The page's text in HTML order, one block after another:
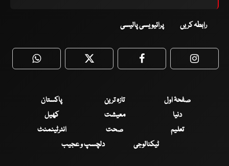
رابطہ کریں پرائیویسی پالیسی
WhatsApp Twitter Facebook
صفحۂ اول تازہ ترین
پاکستان
دنیا
معیشت
کھیل
تعلیم
صحت
انٹرٹینمنٹ
ٹیکنالوجی
دلچسپ و عجیب